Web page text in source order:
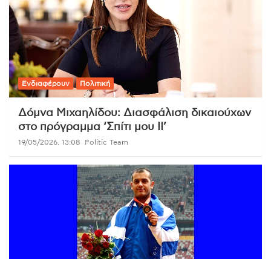
Ενδιαφέρουν Πολιτική
Δόμνα Μιχαηλίδου: Διασφάλιση δικαιούχων
στο πρόγραμμα ‘Σπίτι μου ΙΙ’
19/05/2026, 13:08 Politic Team